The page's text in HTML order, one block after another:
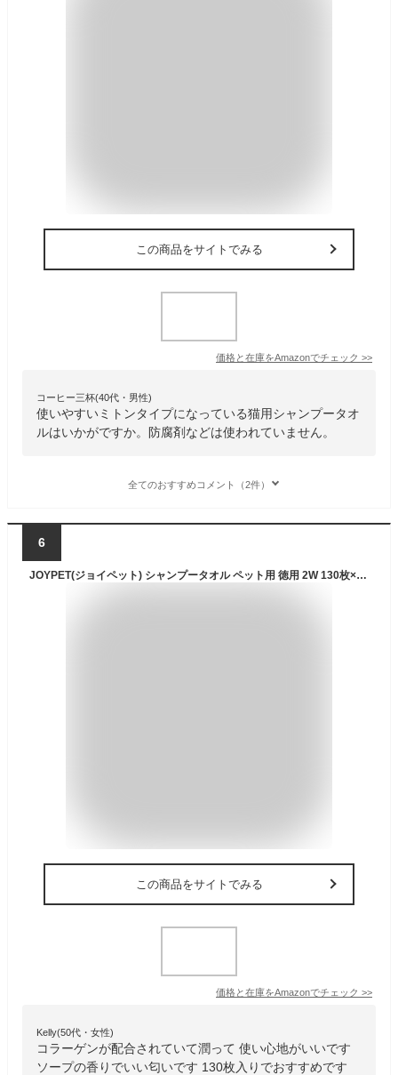
この商品をサイトでみる
価格と在庫をAmazonでチェック >>
コーヒー三杯(40代・男性)
使いやすいミトンタイプになっている猫用シャンプータオ
ルはいかがですか。防腐剤などは使われていません。
全てのおすすめコメント（2件）
6
JOYPET(ジョイペット) シャンプータオル ペット用 徳用 2W 130枚×2個
この商品をサイトでみる
価格と在庫をAmazonでチェック >>
Kelly(50代・女性)
コラーゲンが配合されていて潤って 使い心地がいいです
ソープの香りでいい匂いです 130枚入りでおすすめです